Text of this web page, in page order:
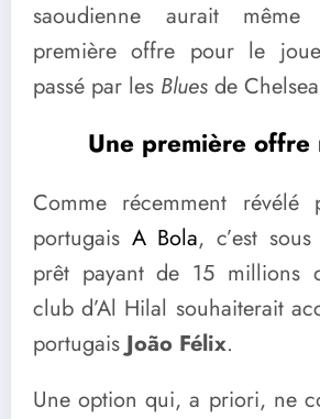
saoudienne aurait
première offre pour le
passé par les Blues de
Une première offre
Comme récemment
portugais A Bola, c’est
prêt payant de 15 millions
club d’Al Hilal souhaiterait
portugaisJoão Félix.
Une option qui, a priori, ne